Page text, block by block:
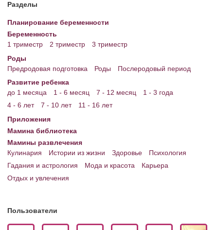
Календарь беременности
МАМИНА БИБЛИОТЕКА
Имена. Святцы
Энциклопедия беременных
Мамина энциклопедия
СЕРВИСЫ И ПРИЛОЖЕНИЯ
Сервис. Оценка роста и веса ребенка
Полезные ссылки
НОВОСТИ ЛОПОТУНА
Разделы
Планирование беременности
Беременность
1 триместр
2 триместр
3 триместр
Роды
Предродовая подготовка
Роды
Послеродовый период
Развитие ребенка
до 1 месяца
1 - 6 месяц 7 - 12 месяц
1 - 3 года
4 - 6 лет
7 - 10 лет
11 - 16 лет
Приложения
Мамина библиотека
Мамины развлечения
Кулинария
Истории из жизни Здоровье
Психология
Гадания и астрология
Мода и красота
Карьера
Отдых и увлечения
Пользователи